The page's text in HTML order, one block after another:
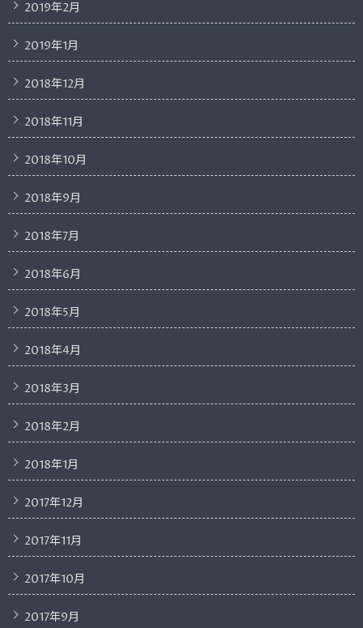
2019年2月
2019年1月
2018年12月
2018年11月
2018年10月
2018年9月
2018年7月
2018年6月
2018年5月
2018年4月
2018年3月
2018年2月
2018年1月
2017年12月
2017年11月
2017年10月
2017年9月